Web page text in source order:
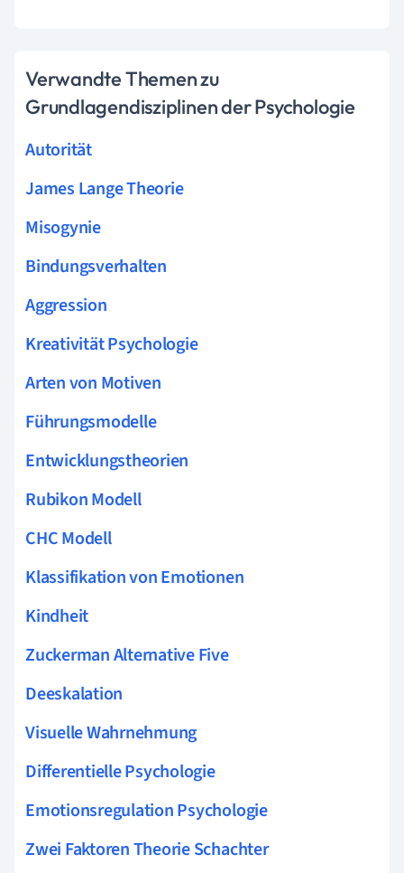
Verwandte Themen zu
Grundlagendisziplinen der Psychologie
Autorität
James Lange Theorie
Misogynie
Bindungsverhalten
Aggression
Kreativität Psychologie
Arten von Motiven
Führungsmodelle
Entwicklungstheorien
Rubikon Modell
CHC Modell
Klassifikation von Emotionen
Kindheit
Zuckerman Alternative Five
Deeskalation
Visuelle Wahrnehmung
Differentielle Psychologie
Emotionsregulation Psychologie
Zwei Faktoren Theorie Schachter